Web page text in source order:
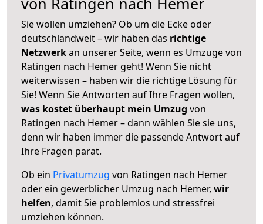
Sie wollen umziehen? Ob um die Ecke oder
deutschlandweit – wir haben das richtige
Netzwerkan unserer Seite, wenn es Umzüge von
Ratingen nach Hemer geht! Wenn Sie nicht
weiterwissen – haben wir die richtige Lösung für
Sie! Wenn Sie Antworten auf Ihre Fragen wollen,
was kostet überhaupt mein Umzug von
Ratingen nach Hemer – dann wählen Sie sie uns,
denn wir haben immer die passende Antwort auf
Ihre Fragen parat.
Ob ein Privatumzug von Ratingen nach Hemer
oder ein gewerblicher Umzug nach Hemer, wir
helfen, damit Sie problemlos und stressfrei
umziehen können.